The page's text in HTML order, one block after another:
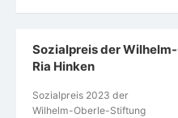
Sozialpreis der
Ria Hinken
Sozialpreis 2023 der
Wilhelm-Oberle-Stiftung